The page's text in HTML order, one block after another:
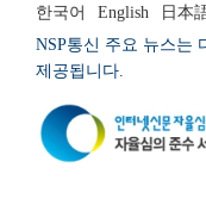
한국어 English 日本
NSP통신 주요 뉴스는
제공됩니다.